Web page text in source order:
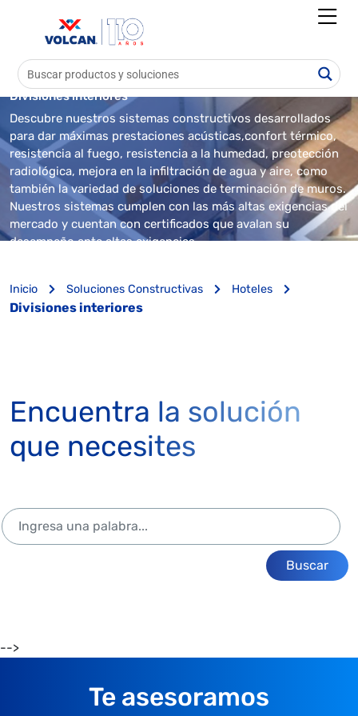
Soluciones para
Divisiones interiores
Descubre nuestros sistemas constructivos desarrollados
para dar máximas prestaciones acústicas,confort térmico,
resistencia al fuego, resistencia a la humedad, preotección
radiológica, mejora en la infiltración de agua y aire, como
también la variedad de soluciones de terminación de muros.
Nuestros sistemas cumplen con las más altas exigencias del
mercado y cuentan con certificados que avalan su
desempeño ante altas exigencias
Inicio Soluciones Constructivas Hoteles
Divisiones interiores
Encuentra la solución
que necesites
Buscar
-->
Te asesoramos